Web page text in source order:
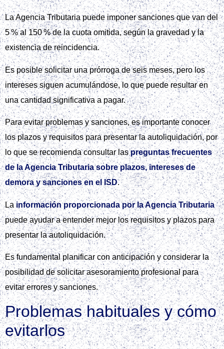
La Agencia Tributaria puede imponer sanciones que van del
5 % al 150 % de la cuota omitida, según la gravedad y la
existencia de reincidencia.
Es posible solicitar una prórroga de seis meses, pero los
intereses siguen acumulándose, lo que puede resultar en
una cantidad significativa a pagar.
Para evitar problemas y sanciones, es importante conocer
los plazos y requisitos para presentar la autoliquidación, por
lo que se recomienda consultar laspreguntas frecuentes
de la Agencia Tributaria sobre plazos, intereses de
demora y sanciones en el ISD.
Lainformación proporcionada por la Agencia Tributaria
puede ayudar a entender mejor los requisitos y plazos para
presentar la autoliquidación.
Es fundamental planificar con anticipación y considerar la
posibilidad de solicitar asesoramiento profesional para
evitar errores y sanciones.
Problemas habituales y cómo
evitarlos